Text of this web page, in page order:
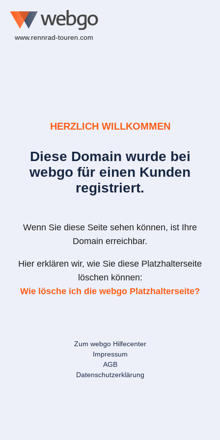
www.rennrad-touren.com
HERZLICH WILLKOMMEN
Diese Domain wurde bei
webgo für einen Kunden
registriert.
Wenn Sie diese Seite sehen können, ist Ihre
Domain erreichbar.
Hier erklären wir, wie Sie diese Platzhalterseite
löschen können:
Wie lösche ich die webgo Platzhalterseite?
Zum webgo Hilfecenter
Impressum
AGB
Datenschutzerklärung